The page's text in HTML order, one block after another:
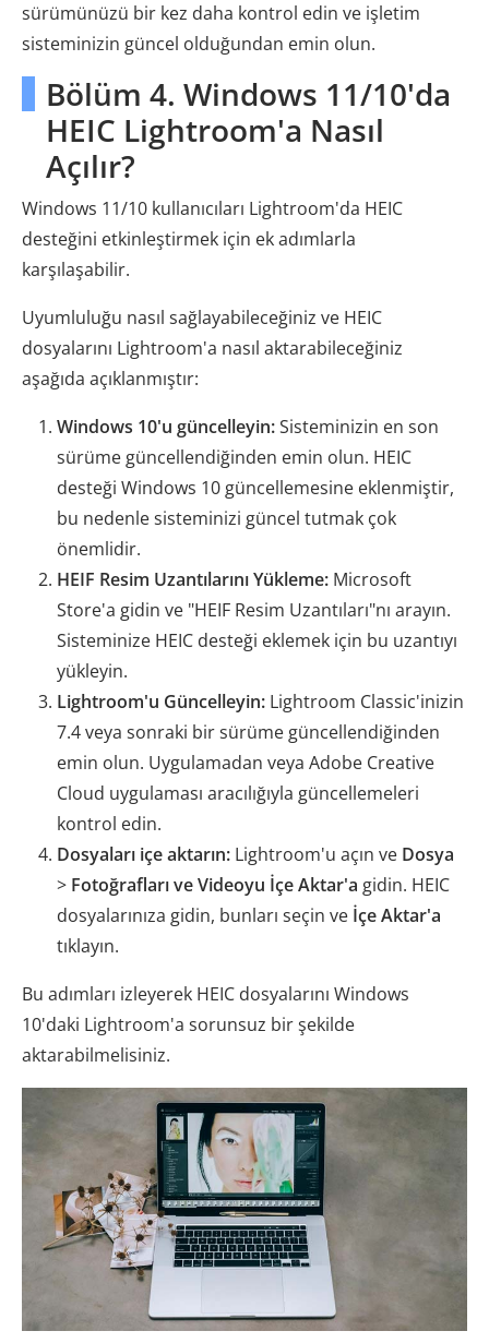
sürümünüzü bir kez daha kontrol edin ve işletim
sisteminizin güncel olduğundan emin olun.
Bölüm 4. Windows 11/10'da
HEIC Lightroom'a Nasıl
Açılır?
Windows 11/10 kullanıcıları Lightroom'da HEIC
desteğini etkinleştirmek için ek adımlarla
karşılaşabilir.
Uyumluluğu nasıl sağlayabileceğiniz ve HEIC
dosyalarını Lightroom'a nasıl aktarabileceğiniz
aşağıda açıklanmıştır:
Windows 10'u güncelleyin:Sisteminizin en son
sürüme güncellendiğinden emin olun. HEIC
desteği Windows 10 güncellemesine eklenmiştir,
bu nedenle sisteminizi güncel tutmak çok
önemlidir.
HEIF Resim Uzantılarını Yükleme: Microsoft
Store'a gidin ve "HEIF Resim Uzantıları"nı arayın.
Sisteminize HEIC desteği eklemek için bu uzantıyı
yükleyin.
Lightroom'u Güncelleyin: Lightroom Classic'inizin
7.4 veya sonraki bir sürüme güncellendiğinden
emin olun. Uygulamadan veya Adobe Creative
Cloud uygulaması aracılığıyla güncellemeleri
kontrol edin.
Dosyaları içe aktarın: Lightroom'u açın ve Dosya
> Fotoğrafları ve Videoyu İçe Aktar'a gidin. HEIC
dosyalarınıza gidin, bunları seçin ve İçe Aktar'a
tıklayın.
Bu adımları izleyerek HEIC dosyalarını Windows
10'daki Lightroom'a sorunsuz bir şekilde
aktarabilmelisiniz.